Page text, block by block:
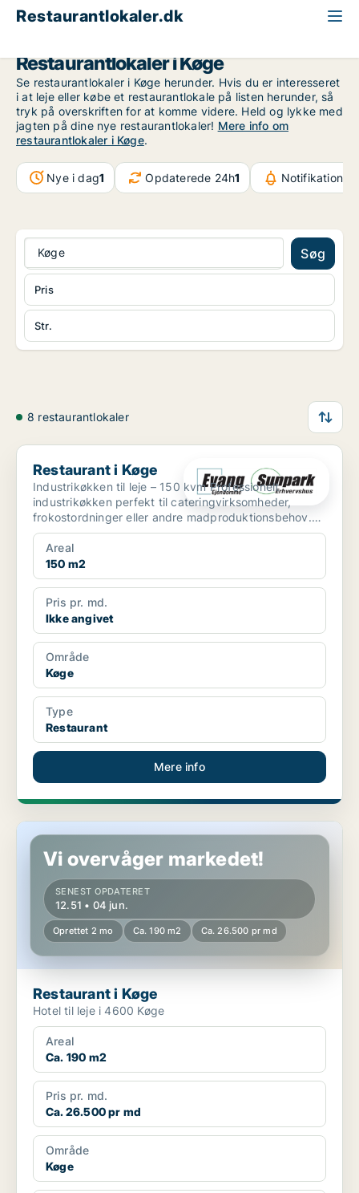
Restaurantlokaler.dk
Restaurantlokaler i Køge
Se restaurantlokaler i Køge herunder. Hvis du er interesseret
i at leje eller købe et restaurantlokale på listen herunder, så
tryk på overskriften for at komme videre. Held og lykke med
jagten på dine nye restaurantlokaler! Mere info om
restaurantlokaler i Køge.
Nye i dag1 Opdaterede 24h1 Notifikationer
Køge Søg
Str.
Pris
8 restaurantlokaler
Restaurant i Køge
Restaurant i Køge
Industrikøkken til leje – 150 kvm Professionelt
industrikøkken perfekt til cateringvirksomheder,
frokostordninger eller andre madproduktionsbehov.
Fac...
Areal
150 m2
Pris pr. md.
Ikke angivet
Område
Køge
Type
Restaurant
Mere info
Restaurant i Køge
Vi overvåger markedet!
SENEST OPDATERET
12.51 • 04 jun.
Oprettet 2 mo Ca. 190 m2 Ca. 26.500 pr md
Restaurant i Køge
Hotel til leje i 4600 Køge
Areal
Ca. 190 m2
Pris pr. md.
Ca. 26.500 pr md
Område
Køge